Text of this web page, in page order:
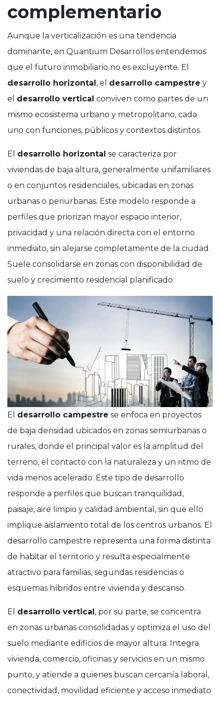
complementario
Aunque la verticalización es una tendencia
dominante, en Quantium Desarrollos entendemos
que el futuro inmobiliario no es excluyente. El
desarrollo horizontal, el desarrollo campestre y
el desarrollo vertical conviven como partes de un
mismo ecosistema urbano y metropolitano, cada
uno con funciones, públicos y contextos distintos.
El desarrollo horizontal se caracteriza por
viviendas de baja altura, generalmente unifamiliares
o en conjuntos residenciales, ubicadas en zonas
urbanas o periurbanas. Este modelo responde a
perfiles que priorizan mayor espacio interior,
privacidad y una relación directa con el entorno
inmediato, sin alejarse completamente de la ciudad.
Suele consolidarse en zonas con disponibilidad de
suelo y crecimiento residencial planificado.
El desarrollo campestre se enfoca en proyectos
de baja densidad ubicados en zonas semiurbanas o
rurales, donde el principal valor es la amplitud del
terreno, el contacto con la naturaleza y un ritmo de
vida menos acelerado. Este tipo de desarrollo
responde a perfiles que buscan tranquilidad,
paisaje, aire limpio y calidad ambiental, sin que ello
implique aislamiento total de los centros urbanos. El
desarrollo campestre representa una forma distinta
de habitar el territorio y resulta especialmente
atractivo para familias, segundas residencias o
esquemas híbridos entre vivienda y descanso.
El desarrollo vertical, por su parte, se concentra
en zonas urbanas consolidadas y optimiza el uso del
suelo mediante edificios de mayor altura. Integra
vivienda, comercio, oficinas y servicios en un mismo
punto, y atiende a quienes buscan cercanía laboral,
conectividad, movilidad eficiente y acceso inmediato